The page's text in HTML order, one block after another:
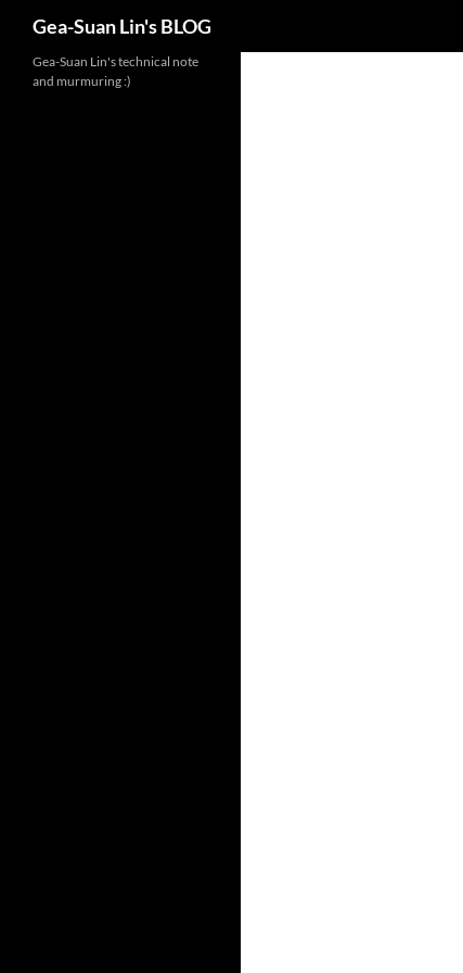
Gea-Suan Lin's BLOG
Gea-Suan Lin's technical note
and murmuring :)